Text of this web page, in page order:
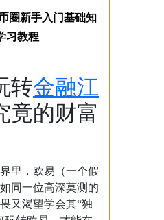
转金融江
竟的财富
里，欧易（一个假
同一位高深莫测的
又渴望学会其“独